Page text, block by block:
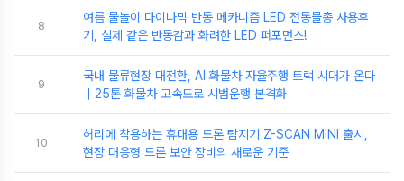
8
여름 물놀이 다이나믹 반동 메카니즘 LED 전동물총 사용후
기, 실제 같은 반동감과 화려한 LED 퍼포먼스!
9
국내 물류현장 대전환, AI 화물차 자율주행 트럭 시대가 온다
｜25톤 화물차 고속도로 시범운행 본격화
10
허리에 착용하는 휴대용 드론 탐지기 Z-SCAN MINI 출시,
현장 대응형 드론 보안 장비의 새로운 기준